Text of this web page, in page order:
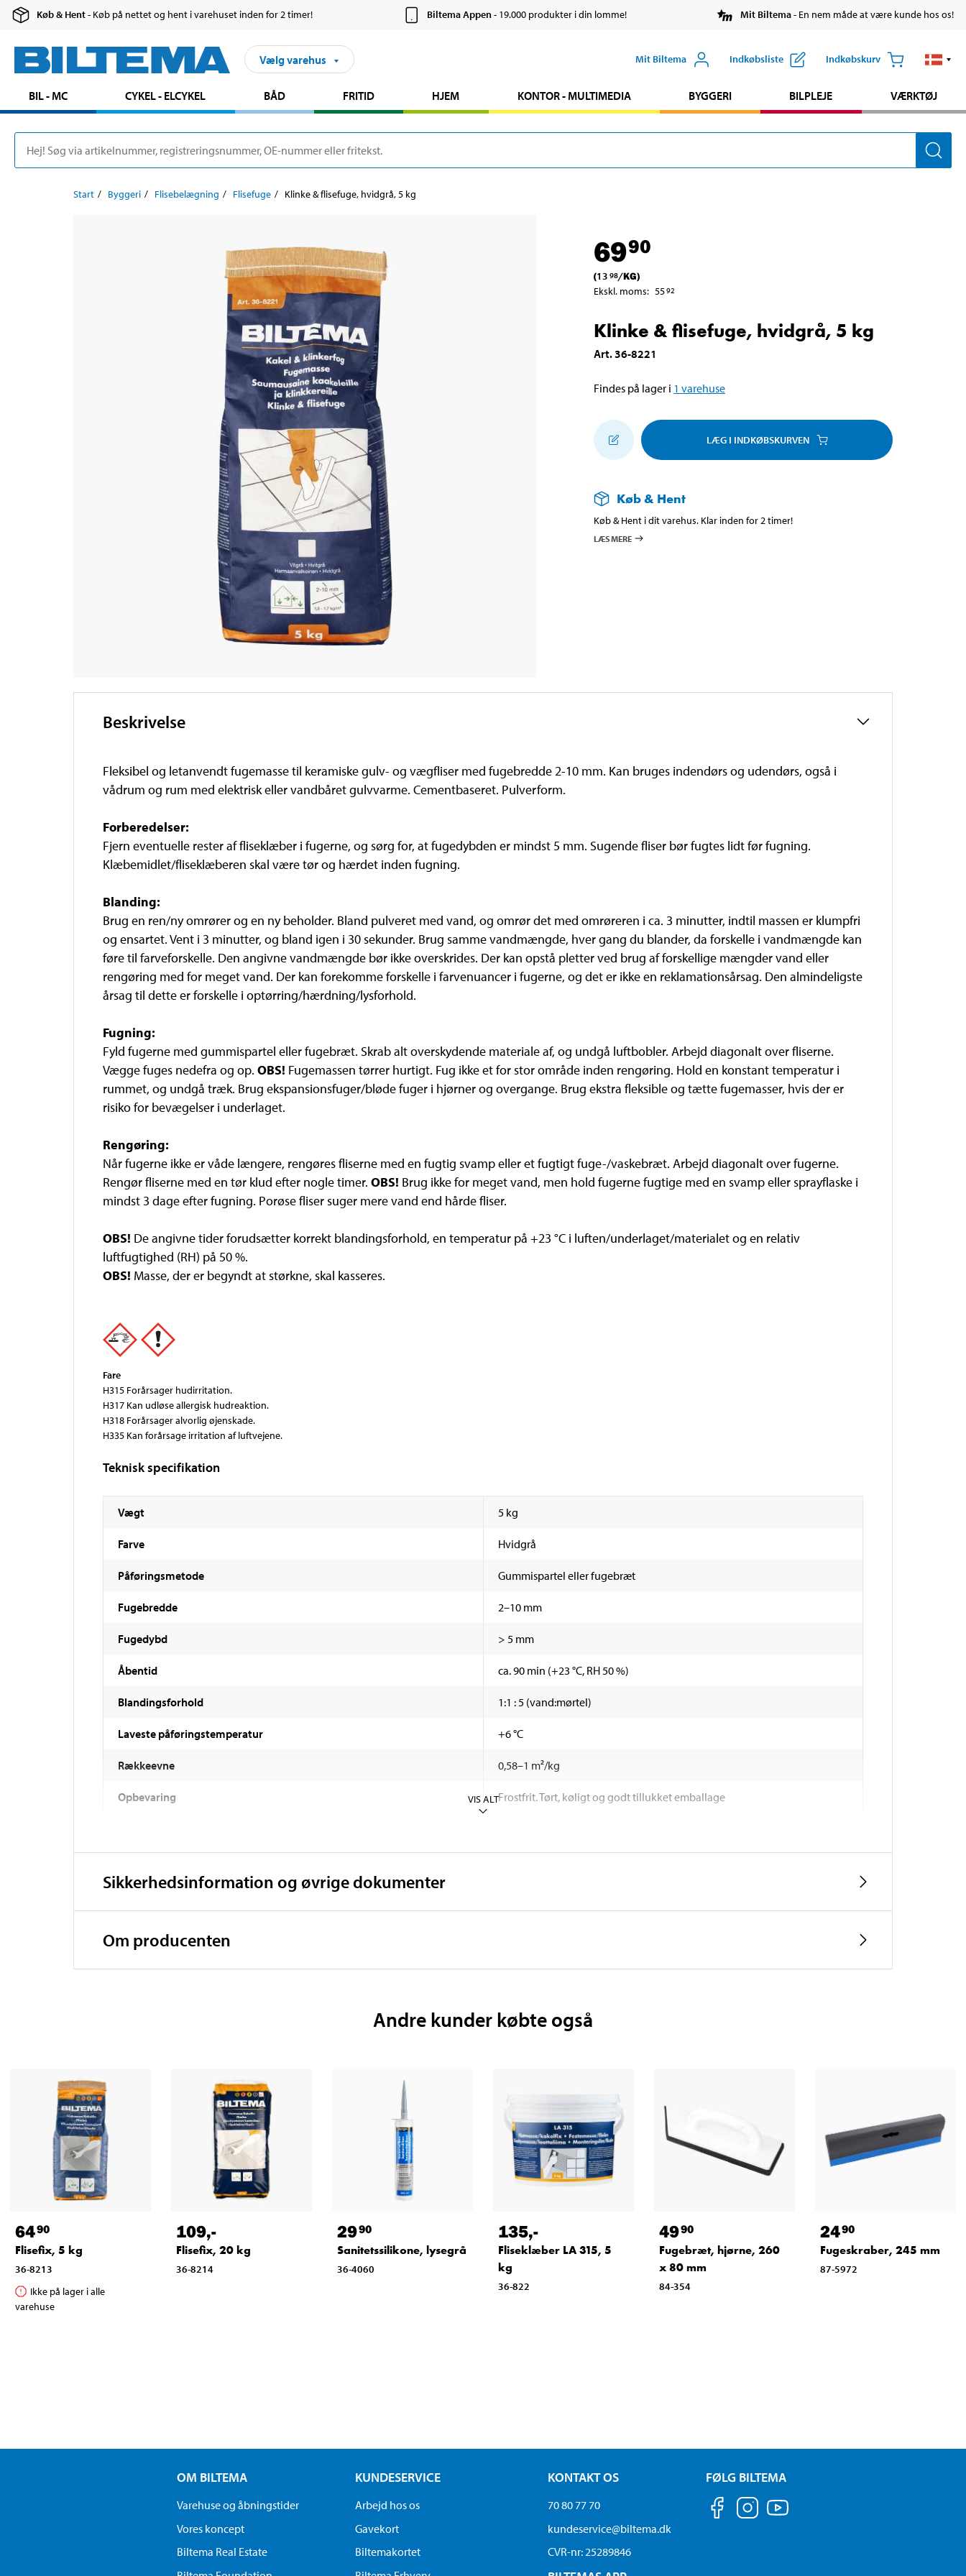
Køb & Hent- Køb på nettet og hent i varehuset inden for 2 timer! Biltema Appen- 19.000 produkter i din lomme! Mit Biltema- En nem måde at være kunde hos os!
Vælg varehus Mit Biltema Indkøbsliste Indkøbskurv
BIL - MC CYKEL - ELCYKEL BÅD FRITID HJEM KONTOR - MULTIMEDIA BYGGERI BILPLEJE VÆRKTØJ
Start Byggeri Flisebelægning Flisefuge Klinke & flisefuge, hvidgrå, 5 kg
6990
(13 98/KG)
Ekskl. moms: 5592
Klinke & flisefuge, hvidgrå, 5 kg
Art.36-8221
Findes på lager i 1 varehuse
LÆG I INDKØBSKURVEN
Køb & Hent
Køb & Hent i dit varehus. Klar inden for 2 timer!
LÆS MERE
Beskrivelse
Fleksibel og letanvendt fugemasse til keramiske gulv- og vægfliser med fugebredde 2-10 mm. Kan bruges indendørs og udendørs, også i
vådrum og rum med elektrisk eller vandbåret gulvvarme. Cementbaseret. Pulverform.
Forberedelser:
Fjern eventuelle rester af fliseklæber i fugerne, og sørg for, at fugedybden er mindst 5 mm. Sugende fliser bør fugtes lidt før fugning.
Klæbemidlet/fliseklæberen skal være tør og hærdet inden fugning.
Blanding:
Brug en ren/ny omrører og en ny beholder. Bland pulveret med vand, og omrør det med omrøreren i ca. 3 minutter, indtil massen er klumpfri
og ensartet. Vent i 3 minutter, og bland igen i 30 sekunder. Brug samme vandmængde, hver gang du blander, da forskelle i vandmængde kan
føre til farveforskelle. Den angivne vandmængde bør ikke overskrides. Der kan opstå pletter ved brug af forskellige mængder vand eller
rengøring med for meget vand. Der kan forekomme forskelle i farvenuancer i fugerne, og det er ikke en reklamationsårsag. Den almindeligste
årsag til dette er forskelle i optørring/hærdning/lysforhold.
Fugning:
Fyld fugerne med gummispartel eller fugebræt. Skrab alt overskydende materiale af, og undgå luftbobler. Arbejd diagonalt over fliserne.
Vægge fuges nedefra og op. OBS! Fugemassen tørrer hurtigt. Fug ikke et for stor område inden rengøring. Hold en konstant temperatur i
rummet, og undgå træk. Brug ekspansionsfuger/bløde fuger i hjørner og overgange. Brug ekstra fleksible og tætte fugemasser, hvis der er
risiko for bevægelser i underlaget.
Rengøring:
Når fugerne ikke er våde længere, rengøres fliserne med en fugtig svamp eller et fugtigt fuge-/vaskebræt. Arbejd diagonalt over fugerne.
Rengør fliserne med en tør klud efter nogle timer. OBS! Brug ikke for meget vand, men hold fugerne fugtige med en svamp eller sprayflaske i
mindst 3 dage efter fugning. Porøse fliser suger mere vand end hårde fliser.
OBS! De angivne tider forudsætter korrekt blandingsforhold, en temperatur på +23 °C i luften/underlaget/materialet og en relativ
luftfugtighed (RH) på 50 %.
OBS! Masse, der er begyndt at størkne, skal kasseres.
Fare
H315 Forårsager hudirritation.
H317 Kan udløse allergisk hudreaktion.
H318 Forårsager alvorlig øjenskade.
H335 Kan forårsage irritation af luftvejene.
Teknisk specifikation
Vægt 5 kg
Farve Hvidgrå
Påføringsmetode Gummispartel eller fugebræt
Fugebredde 2–10 mm
Fugedybd > 5 mm
Åbentid ca. 90 min (+23 °C, RH 50 %)
Blandingsforhold 1:1 : 5 (vand:mørtel)
Laveste påføringstemperatur +6 °C
Rækkeevne 0,58–1 m²/kg
Opbevaring Frostfrit. Tørt, køligt og godt tillukket emballage
VIS ALT
Sikkerhedsinformation og øvrige dokumenter
Om producenten
Andre kunder købte også
6490
Flisefix, 5 kg
36-8213
Ikke på lager i alle
varehuse
109,-
Flisefix, 20 kg
36-8214
2990
Sanitetssilikone, lysegrå
36-4060
135,-
Fliseklæber LA 315, 5
kg
36-822
4990
Fugebræt, hjørne, 260
x 80 mm
84-354
2490
Fugeskraber, 245 mm
87-5972
OM BILTEMA
Varehuse og åbningstider
Vores koncept
Biltema Real Estate
KUNDESERVICE
Arbejd hos os
Gavekort
Biltemakortet
KONTAKT OS
70 80 77 70
kundeservice@biltema.dk
CVR-nr: 25289846
FØLG BILTEMA